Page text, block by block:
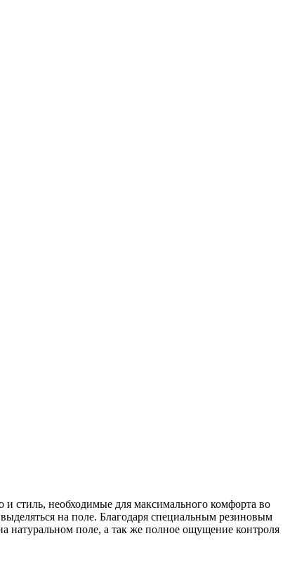
стиль, необходимые для максимального комфорта во
на поле. Благодаря специальным резиновым
натуральном поле, а так же полное ощущение контроля